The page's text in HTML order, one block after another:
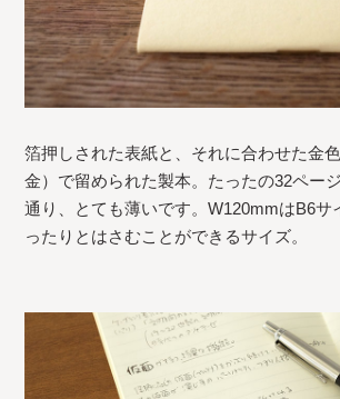
箔押しされた表紙と、それに合わせた金
金）で留められた製本。たったの32ペー
通り、とても薄いです。W120mmはB6サ
ったりとはさむことができるサイズ。